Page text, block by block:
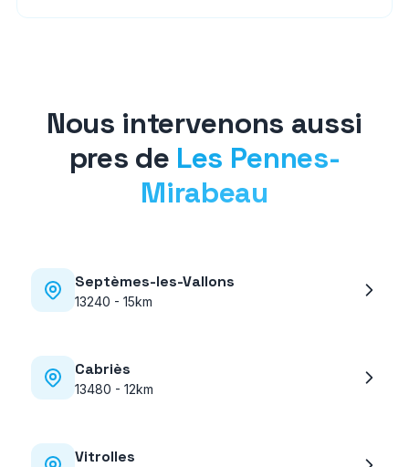
Nous intervenons aussi
pres de Les Pennes-
Mirabeau
Septèmes-les-Vallons
13240 - 15km
Cabriès
13480 - 12km
Vitrolles